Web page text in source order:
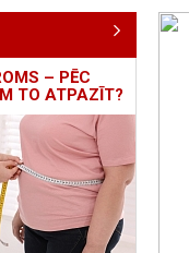
– PĒC
TO ATPAZĪT?